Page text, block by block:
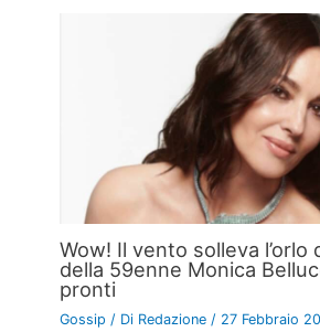
Wow! Il vento solleva l’orlo
della 59enne Monica
pronti
Gossip / Di Redazione / 27 Febbraio